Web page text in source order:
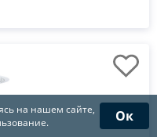
на нашем сайте,
Ок